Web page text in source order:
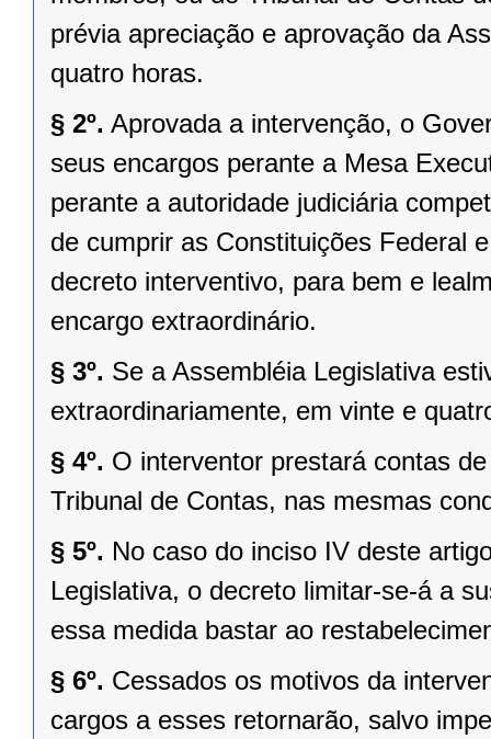
prévia apreciação e aprovação da
quatro horas.
§ 2º. Aprovada a intervenção, o
seus encargos perante a Mesa
perante a autoridade judiciária
de cumprir as Constituições Federal
decreto interventivo, para bem e
encargo extraordinário.
§ 3º. Se a Assembléia Legislativa
extraordinariamente, em vinte e
§ 4º. O interventor prestará contas
Tribunal de Contas, nas mesmas
§ 5º. No caso do inciso IV deste
Legislativa, o decreto limitar-se-á a
essa medida bastar ao
§ 6º. Cessados os motivos da
cargos a esses retornarão, salvo